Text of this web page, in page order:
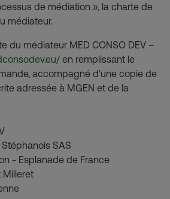
de médiation », la charte de
médiateur.
du médiateur MED CONSO DEV –
en remplissant le
accompagné d’une copie de
adressée à MGEN et de la
SAS
- Esplanade de France
Milleret